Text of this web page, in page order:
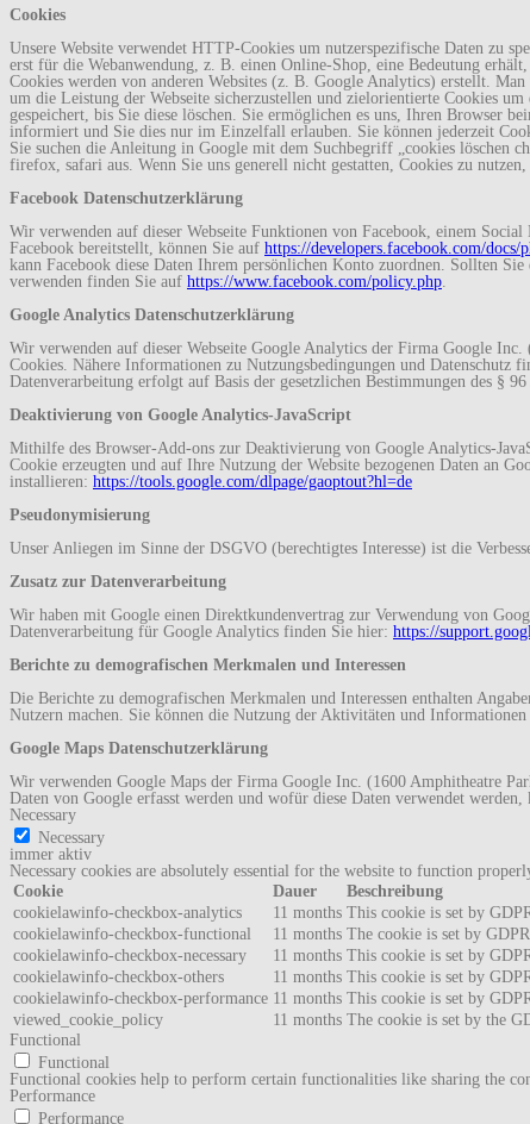
Cookies
Unsere Website verwendet HTTP-Cookies um nutzerspezifische Daten zu
erst für die Webanwendung, z. B. einen Online-Shop, eine Bedeutung
Cookies werden von anderen Websites (z. B. Google Analytics) erstellt.
um die Leistung der Webseite sicherzustellen und zielorientierte Cookies
gespeichert, bis Sie diese löschen. Sie ermöglichen es uns, Ihren Browser
informiert und Sie dies nur im Einzelfall erlauben. Sie können jederzeit
Sie suchen die Anleitung in Google mit dem Suchbegriff „cookies löschen
firefox, safari aus. Wenn Sie uns generell nicht gestatten, Cookies zu
Facebook Datenschutzerklärung
Wir verwenden auf dieser Webseite Funktionen von Facebook, einem
Facebook bereitstellt, können Sie auf https://developers.facebook.com/docs/
kann Facebook diese Daten Ihrem persönlichen Konto zuordnen. Sollten
verwenden finden Sie auf https://www.facebook.com/policy.php.
Google Analytics Datenschutzerklärung
Wir verwenden auf dieser Webseite Google Analytics der Firma Google
Cookies. Nähere Informationen zu Nutzungsbedingungen und Datenschutz
Datenverarbeitung erfolgt auf Basis der gesetzlichen Bestimmungen des
Deaktivierung von Google Analytics-JavaScript
Mithilfe des Browser-Add-ons zur Deaktivierung von Google Analytics-
Cookie erzeugten und auf Ihre Nutzung der Website bezogenen Daten an
installieren: https://tools.google.com/dlpage/gaoptout?hl=de
Pseudonymisierung
Unser Anliegen im Sinne der DSGVO (berechtigtes Interesse) ist die
Zusatz zur Datenverarbeitung
Wir haben mit Google einen Direktkundenvertrag zur Verwendung von
Datenverarbeitung für Google Analytics finden Sie hier: https://
Berichte zu demografischen Merkmalen und Interessen
Die Berichte zu demografischen Merkmalen und Interessen enthalten
Nutzern machen. Sie können die Nutzung der Aktivitäten und
Google Maps Datenschutzerklärung
Wir verwenden Google Maps der Firma Google Inc. (1600 Amphitheatre
Daten von Google erfasst werden und wofür diese Daten verwendet werden,
Necessary
Necessary
immer aktiv
Necessary cookies are absolutely essential for the website to function
Cookie
Dauer
Beschreibung
cookielawinfo-checkbox-analytics
11 months This cookie is set by
cookielawinfo-checkbox-functional
11 months The cookie is set by
cookielawinfo-checkbox-necessary
11 months This cookie is set by
cookielawinfo-checkbox-others
11 months This cookie is set by
cookielawinfo-checkbox-performance 11 months This cookie is set by
viewed_cookie_policy
11 months The cookie is set by the
Functional
Functional
Functional cookies help to perform certain functionalities like sharing the
Performance
Performance